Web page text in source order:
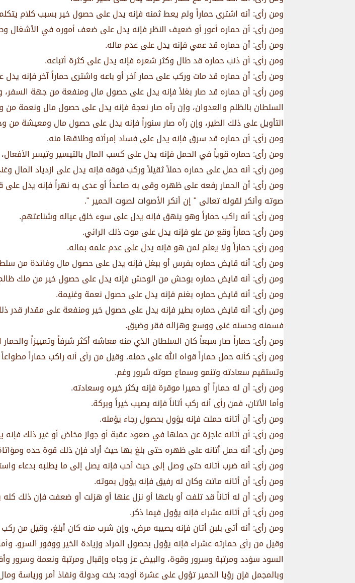
ومن رأى: أنه اشترى حماراً ولم يعط ثمنه فإنه يدل على حصول خير بسبب كلام
ومن رأى: أن حماره أعور أو ضعيف النظر فإنه يدل على ضعف أموره في الأشغال
ومن رأى: أن حماره قد عمي فإنه يدل على عدم ماله.
ومن رأى: أن ذنب حماره قد طال وكثر شعره فإنه يدل على كثرة أتباعه.
ومن رأى: أن حماره قد مات وركب على حمار آخر أو باعه واشترى حماراً آخر فإنه
ومن رأى: أن حماره قد صار بغلاً فإنه يدل على حصول مال ومنفعة من جهة
السلطان بالظلم والعدوان، وإن رآه صار نعجة فإنه يدل على حصول مال ونعمة
التأويل على ذلك الطير، وإن رآه صار سنوراً فإنه يدل على حصول مال ومعيشة من
ومن رأى: أن حماره قد سرق فإنه يدل على فساد إمرأته وطلاقها منه.
ومن رأى: حماره قوياً في الحمل فإنه يدل على كسب المال بالتيسير وتيسر
ومن رأى: أنه حمل على حماره حملاً ثقيلاً وركب فوقه فإنه يدل على ازدياد المال
ومن رأى: أن الحمار رفعه على ظهره وقى به صاعداً أو عدى به نهراً فإنه يدل على
صوته وأنكر لقوله تعالى " إن أنكر الأصوات لصوت الحمير ".
ومن رأى: أنه راكب حماراً وهو ينهق فإنه يدل على سوء خلق عياله وشناعتهم.
ومن رأى: حماراً وقع من علو فإنه يدل على موت ذلك الرائي.
ومن رأى: حماراً ولا يعلم لمن هو فإنه يدل على عدم علمه بماله.
ومن رأى: أنه قايض حماره بفرس أو ببغل فإنه يدل على حصول مال وفائدة من
ومن رأى: أنه قايض حماره بوحش من الوحش فإنه يدل على حصول خير من ملك
ومن رأى: أنه قايض حماره بغنم فإنه يدل على حصول نعمة وغنيمة.
ومن رأى: أنه قايض حماره بطير فإنه يدل على حصول خير ومنفعة على مقدار قدر
فسمنه وحسنه غنى ووسع وهزاله فقر وضيق.
ومن رأى: حماراً صار سبعاً كان السلطان الذي منه معاشه أكثر شرفاً وتمييزاً
ومن رأى: كأنه حمل حماراً قواه الله على حمله. وقيل من رأى أنه راكب حماراً
وتستقيم سعادته وتنمو وسماع صوته شرور وغم.
ومن رأى: أن له حماراً أو حميرا موقرة فإنه يكثر خيره وسعادته.
وأما الأتان، فمن رأى أنه ركب أتاناً فإنه يصيب خيراً وبركة.
ومن رأى: أن أتانه حملت فإنه يؤول بحصول رجاء يؤمله.
ومن رأى: أن أتانه عاجزة عن حملها في صعود عقبة أو جواز مخاض أو غير ذلك
ومن رأى: أنه حمل أتانه على ظهره حتى بلغ بها حيث أراد فإن ذلك قوة حده
ومن رأى: أنه ضرب أتانه حتى وصل إلى حيث أحب فإنه يصل إلى ما يطلبه بدعاء
ومن رأى: أن أتانه ماتت وكان له رفيق فإنه يؤول بموته.
ومن رأى: أن له أتاناً قد تلفت أو باعها أو نزل عنها أو هزلت أو ضعفت فإن ذلك كله
ومن رأى: أن أتانه عشراء فإنه يؤول فيما ذكر.
ومن رأى: أنه أتى بلبن أتان فإنه يصيبه مرض، وإن شرب منه كان أبلغ، وقيل من
وقيل من رأى حمارته عشراء فإنه يؤول بحصول المراد وزيادة الخير ووفور السرو.
السود سؤدد ومرتبة وسرور وقوة، والبيض عز وجاه وإقبال ومرتبة ونعمة وسرور
وبالمجمل فإن رؤيا الحمير تؤول على عشرة أوجه: بخت ودولة ونفاذ أمر ورياسة